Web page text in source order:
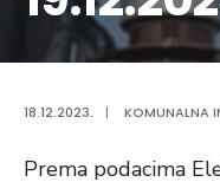
18.12.2023. | KOMUNALNA
Prema podacima